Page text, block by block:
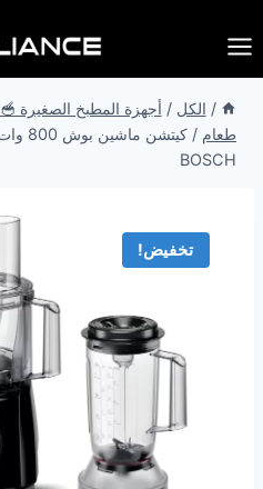
إلى
المحتوى
/ الكل / أجهزة المطبخ الصغيرة 🥣
طعام /
BOSCH
تخفيض!